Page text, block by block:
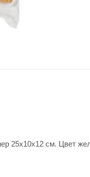
25х10х12 см. Цвет